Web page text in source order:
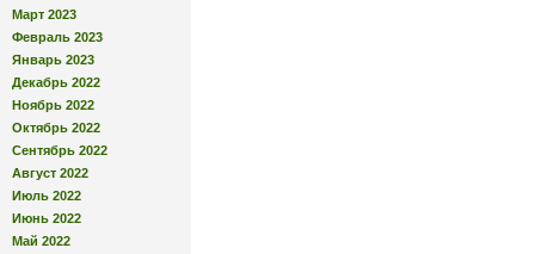
Март 2023
Февраль 2023
Январь 2023
Декабрь 2022
Ноябрь 2022
Октябрь 2022
Сентябрь 2022
Август 2022
Июль 2022
Июнь 2022
Май 2022